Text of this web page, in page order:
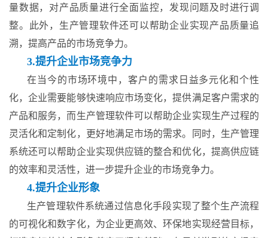
量数据，对产品质量进行全面监控，发现问题及时进行调
整。此外，生产管理软件还可以帮助企业实现产品质量追
溯，提高产品的市场竞争力。
3.提升企业市场竞争力
在当今的市场环境中，客户的需求日益多元化和个性
化，企业需要能够快速响应市场变化，提供满足客户需求的
产品和服务，而生产管理软件可以帮助企业实现生产过程的
灵活化和定制化，更好地满足市场的需求。同时，生产管理
系统还可以帮助企业实现供应链的整合和优化，提高供应链
的效率和灵活性，进一步提升企业的市场竞争力。
4.提升企业形象
生产管理软件系统通过信息化手段实现了整个生产流程
的可视化和数字化，为企业更高效、环保地实现经营目标，